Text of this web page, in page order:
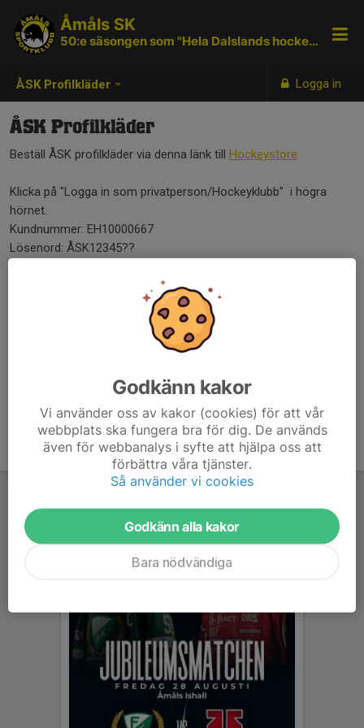
ÅSK Profilkläder Logga in
Åmåls SK
50:e säsongen som "Hela Dalslands hockeyklubb"
ÅSK Profilkläder
Beställ ÅSK profilkläder via denna länk till Hockeystore
Klicka på "Logga in som privatperson/Hockeyklubb" i högra
hörnet.
Kundnummer: EH10000667
Lösenord: ÅSK12345??
Godkänn kakor
Vi använder oss av kakor (cookies) för att vår
webbplats ska fungera bra för dig. De används
även för webbanalys i syfte att hjälpa oss att
förbättra våra tjänster.
Så använder vi cookies
Godkänn alla kakor
Bara nödvändiga